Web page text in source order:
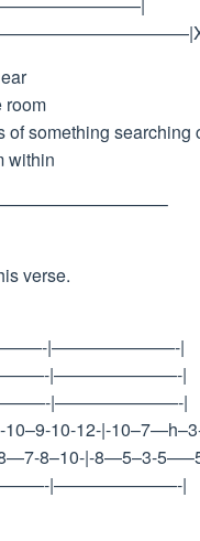
room
of something searching
within
verse.
|———————-|
|———————-|
|———————-|
10–9-10-12-|-
8–10-|-8—5–3-
|———————-|